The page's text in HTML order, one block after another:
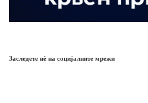
Заследете нѐ на социјалните мрежи